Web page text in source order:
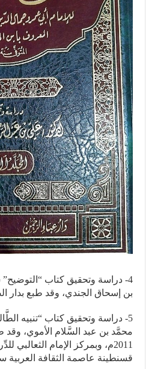
4- دراسة وتحقيق كتاب
بن إسحاق الجندي، وقد طبع بدار
5- دراسة وتحقيق كتاب “تنبيه
محمَّد بن عبد السَّلام الأموي، وقد
2011م، وبمركز الإمام
قسنطينة عاصمة الثقافة العربية سنة